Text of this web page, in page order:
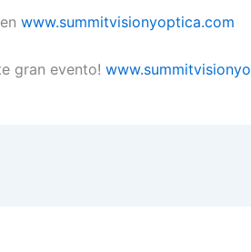
www.summitvisionyoptica.com
gran evento!